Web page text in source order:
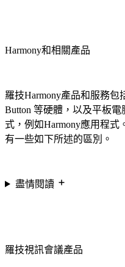
Harmony和相關產品
羅技Harmony產品和服務包
Button 等硬體，以及平板
式，例如Harmony應用程
有一些如下所述的區別。
盡情閱讀
羅技視訊會議產品